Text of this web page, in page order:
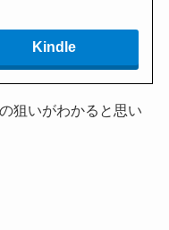
Kindle
狙いがわかると思い